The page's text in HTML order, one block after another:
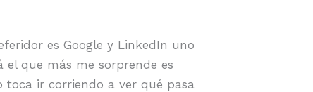
es Google y LinkedIn uno
el que más me sorprende es
toca ir corriendo a ver qué pasa